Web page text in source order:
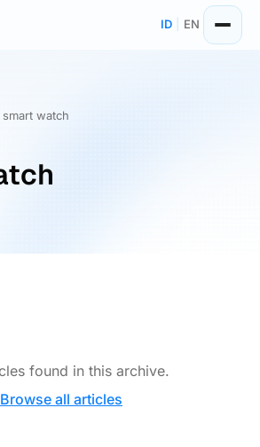
ID EN
smart watch
found in this archive.
Browse all articles